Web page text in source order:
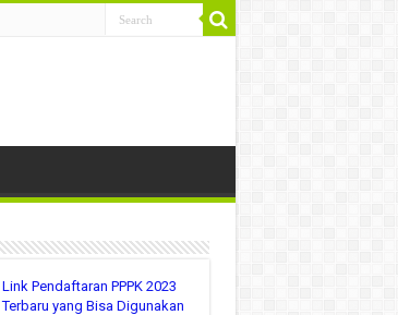
Link Pendaftaran PPPK 2023
Terbaru yang Bisa Digunakan